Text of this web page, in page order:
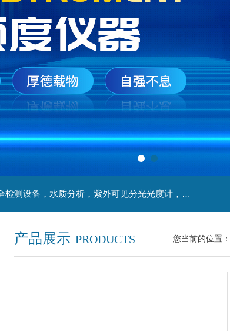
主营产品：实验室检测设备，离心机，食品安全检测设备，水质分析，紫外可见分光光度计，液氮罐，万分之一天平，离心机生物实验室工程，移液器
产品展示 PRODUCTS 您当前的位置：